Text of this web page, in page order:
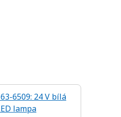
6509: 24 V bílá
lampa